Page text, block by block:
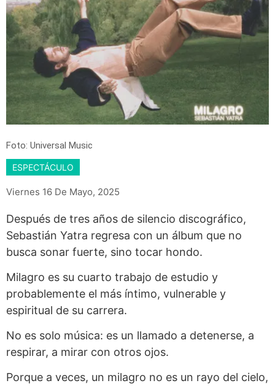
Foto: Universal Music
ESPECTÁCULO
Viernes 16 De Mayo, 2025
Después de tres años de silencio discográfico,
Sebastián Yatra regresa con un álbum que no
busca sonar fuerte, sino tocar hondo.
Milagro es su cuarto trabajo de estudio y
probablemente el más íntimo, vulnerable y
espiritual de su carrera.
No es solo música: es un llamado a detenerse, a
respirar, a mirar con otros ojos.
Porque a veces, un milagro no es un rayo del cielo,